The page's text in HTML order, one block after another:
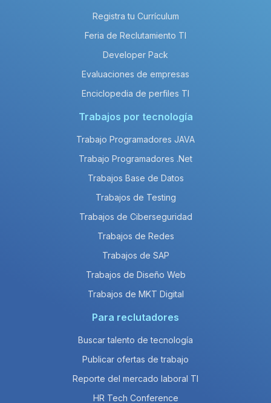
Registra tu Currículum
Feria de Reclutamiento TI
Developer Pack
Evaluaciones de empresas
Enciclopedia de perfiles TI
Trabajos por tecnología
Trabajo Programadores JAVA
Trabajo Programadores .Net
Trabajos Base de Datos
Trabajos de Testing
Trabajos de Ciberseguridad
Trabajos de Redes
Trabajos de SAP
Trabajos de Diseño Web
Trabajos de MKT Digital
Para reclutadores
Buscar talento de tecnología
Publicar ofertas de trabajo
Reporte del mercado laboral TI
HR Tech Conference